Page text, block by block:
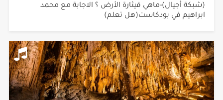
(شبكة أجيال)-ماهي قيثارة الأرض ؟ الاجابة مع محمد
ابراهيم في بودكاست(هل تعلم)